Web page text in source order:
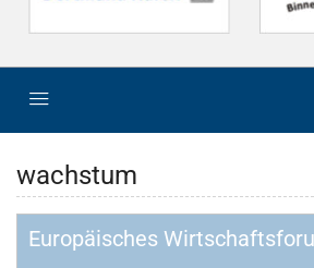
wachstum
Europäisches